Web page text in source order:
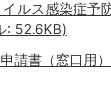
ルス感染症予
: 52.6KB)
請書（窓口用